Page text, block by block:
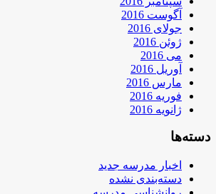
آگوست 2016
جولای 2016
ژوئن 2016
می 2016
آوریل 2016
مارس 2016
فوریه 2016
ژانویه 2016
دسته‌ها
اخبار مدرسه جدید
دسته‌بندی نشده